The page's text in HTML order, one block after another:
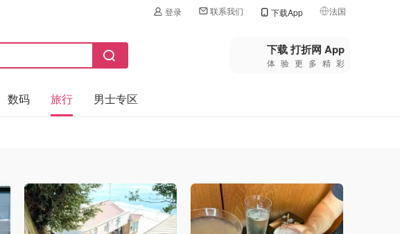
登录 联系我们 下载App 法国
🇺🇸美国
🇨🇳中国
🇫🇷法国
🇮🇹意大利
下载 打折网 App
体验更多精彩
数码 旅行 男士专区